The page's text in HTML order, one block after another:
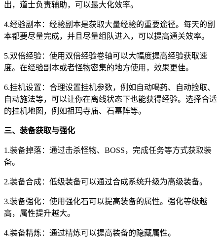
出，道士负责辅助，可以最大化效率。
4.经验副本：经验副本是获取大量经验的重要途径。每天的副
本都要尽量完成，并且尽量组队进入，可以提高通关效率。
5.双倍经验：使用双倍经验卷轴可以大幅度提高经验获取速
度。在经验副本或者怪物密集的地方使用，效果更佳。
6.挂机设置：合理设置挂机参数，例如自动喝药、自动捡取、
自动施法等，可以让你在离线状态下也能获得经验。选择合适
的挂机地图，例如祖玛寺庙、石墓阵等。
三、装备获取与强化
1.装备掉落：通过击杀怪物、BOSS，完成任务等方式获取装
备。
2.装备合成：低级装备可以通过合成系统升级为高级装备。
3.装备强化：使用强化石可以提高装备的属性。强化等级越
高，属性提升越大。
4.装备精炼：通过精炼可以提高装备的隐藏属性。